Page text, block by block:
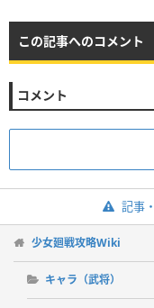
この記事へのコメント
コメント
記事
少女廻戦攻略Wiki
キャラ（武将）